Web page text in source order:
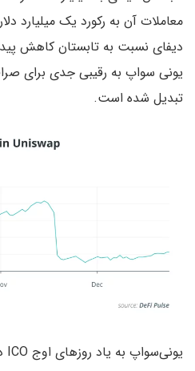
معاملات آن به رکورد یک‌ میلیارد
دیفای نسبت به تابستان کاهش
یونی سواپ به رقیبی جدی برای
تبدیل شده است.